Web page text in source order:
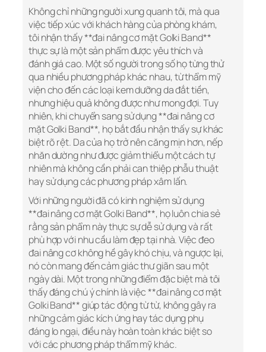
Không chỉ những người xung quanh tôi, mà qua
việc tiếp xúc với khách hàng của phòng khám,
tôi nhận thấy **đai nâng cơ mặt Golki Band**
thực sự là một sản phẩm được yêu thích và
đánh giá cao. Một số người trong số họ từng thử
qua nhiều phương pháp khác nhau, từ thẩm mỹ
viện cho đến các loại kem dưỡng da đắt tiền,
nhưng hiệu quả không được như mong đợi. Tuy
nhiên, khi chuyển sang sử dụng **đai nâng cơ
mặt Golki Band**, họ bắt đầu nhận thấy sự khác
biệt rõ rệt. Da của họ trở nên căng mịn hơn, nếp
nhăn dường như được giảm thiểu một cách tự
nhiên mà không cần phải can thiệp phẫu thuật
hay sử dụng các phương pháp xâm lấn.
Với những người đã có kinh nghiệm sử dụng
**đai nâng cơ mặt Golki Band**, họ luôn chia sẻ
rằng sản phẩm này thực sự dễ sử dụng và rất
phù hợp với nhu cầu làm đẹp tại nhà. Việc đeo
đai nâng cơ không hề gây khó chịu, và ngược lại,
nó còn mang đến cảm giác thư giãn sau một
ngày dài. Một trong những điểm đặc biệt mà tôi
thấy đáng chú ý chính là việc **đai nâng cơ mặt
Golki Band** giúp tác động từ từ, không gây ra
những cảm giác kích ứng hay tác dụng phụ
đáng lo ngại, điều này hoàn toàn khác biệt so
với các phương pháp thẩm mỹ khác.